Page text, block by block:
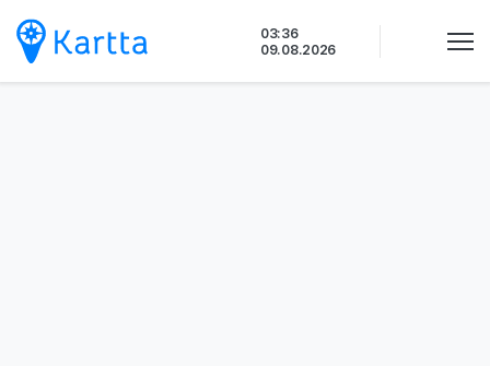
sisältöön
03:36
09.08.2026